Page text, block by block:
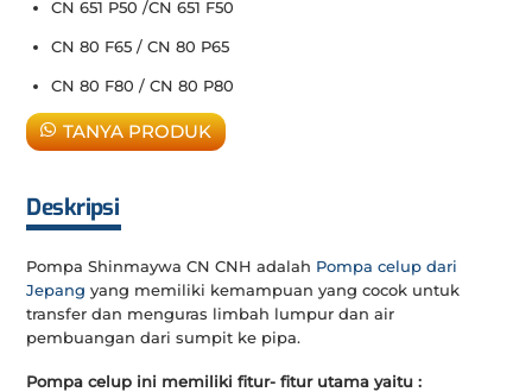
CN 651 P50 /CN 651 F50
CN 80 F65 / CN 80 P65
CN 80 F80 / CN 80 P80
TANYA PRODUK
Deskripsi
Pompa Shinmaywa CN CNH adalah Pompa celup dari
Jepang yang memiliki kemampuan yang cocok untuk
transfer dan menguras limbah lumpur dan air
pembuangan dari sumpit ke pipa.
Pompa celup ini memiliki fitur- fitur utama yaitu :